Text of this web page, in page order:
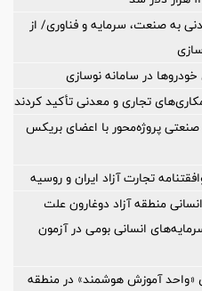
به صنعت، سرمایه و فناوری/ از
در سامانه نوسازی
تجاری و معدنی تأکید کردند
پروژه‌محور با اعضای بریکس
تجارت آزاد ایران و روسیه
منطقه آزاد دوغارون علت
انسانی بومی در آزمون
«واحد آموزش هوشمند» در منطقه